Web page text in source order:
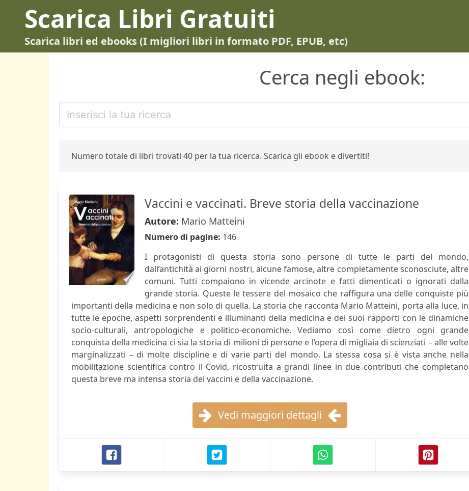
Scarica Libri Gratuiti
Scarica libri ed ebooks (I migliori libri in formato PDF, EPUB, etc)
Cerca negli ebook:
Numero totale di libri trovati 40 per la tua ricerca. Scarica gli ebook e divertiti!
Vaccini e vaccinati. Breve storia della vaccinazione
Autore: Mario Matteini
Numero di pagine: 146
I protagonisti di questa storia sono persone di tutte le parti del mondo,
dall’antichità ai giorni nostri, alcune famose, altre completamente sconosciute, altre
comuni. Tutti compaiono in vicende arcinote e fatti dimenticati o ignorati dalla
grande storia. Queste le tessere del mosaico che raffigura una delle conquiste più
importanti della medicina e non solo di quella. La storia che racconta Mario Matteini, porta alla luce, in
tutte le epoche, aspetti sorprendenti e illuminanti della medicina e dei suoi rapporti con le dinamiche
socio-culturali, antropologiche e politico-economiche. Vediamo così come dietro ogni grande
conquista della medicina ci sia la storia di milioni di persone e l’opera di migliaia di scienziati – alle volte
marginalizzati – di molte discipline e di varie parti del mondo. La stessa cosa si è vista anche nella
mobilitazione scientifica contro il Covid, ricostruita a grandi linee in due contributi che completano
questa breve ma intensa storia dei vaccini e della vaccinazione.
Vedi maggiori dettagli